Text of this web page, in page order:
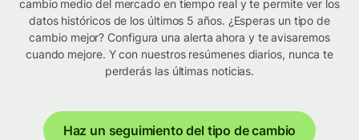
cambio medio del mercado en tiempo real y te permite ver los
datos históricos de los últimos 5 años. ¿Esperas un tipo de
cambio mejor? Configura una alerta ahora y te avisaremos
cuando mejore. Y con nuestros resúmenes diarios, nunca te
perderás las últimas noticias.
Haz un seguimiento del tipo de cambio